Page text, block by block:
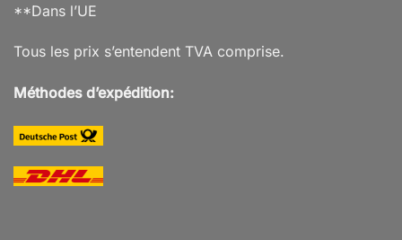
**Dans l’UE
Tous les prix s’entendent TVA comprise.
Méthodes d’expédition: